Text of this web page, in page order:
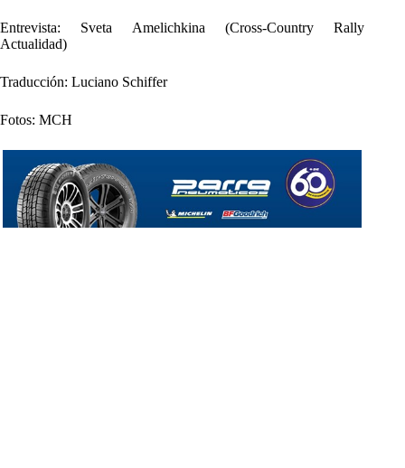
Entrevista: Sveta Amelichkina (Cross-Country Rally
Actualidad)
Traducción: Luciano Schiffer
Fotos: MCH